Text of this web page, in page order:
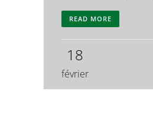
READ MORE
18
février